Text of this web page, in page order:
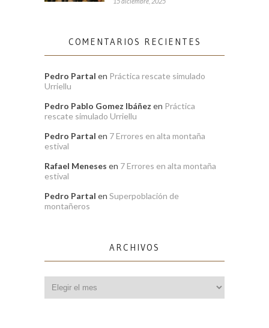
COMENTARIOS RECIENTES
Pedro Partal en Práctica rescate simulado
Urriellu
Pedro Pablo Gomez Ibáñez en Práctica
rescate simulado Urriellu
Pedro Partal en 7 Errores en alta montaña
estival
Rafael Meneses en 7 Errores en alta montaña
estival
Pedro Partal en Superpoblación de
montañeros
ARCHIVOS